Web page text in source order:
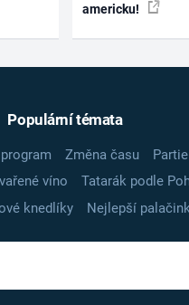
americku!
Populární témata
Změna času Partie
víno Tatarák podle
knedlíky Nejlepší